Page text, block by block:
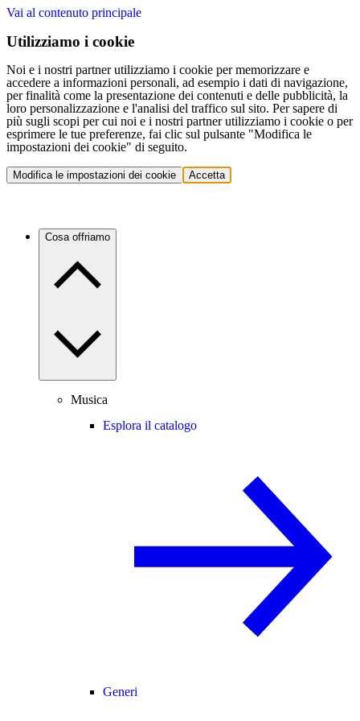
Vai al contenuto principale
Utilizziamo i cookie
Noi e i nostri partner utilizziamo i cookie per memorizzare e
accedere a informazioni personali, ad esempio i dati di navigazione,
per finalità come la presentazione dei contenuti e delle pubblicità, la
loro personalizzazione e l'analisi del traffico sul sito. Per sapere di
più sugli scopi per cui noi e i nostri partner utilizziamo i cookie o per
esprimere le tue preferenze, fai clic sul pulsante "Modifica le
impostazioni dei cookie" di seguito.
Modifica le impostazioni dei cookie Accetta
Cosa offriamo
Musica
Esplora il catalogo
Generi